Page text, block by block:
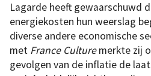
Lagarde heeft gewaarschuwd
energiekosten hun weerslag
diverse andere economische
met France Culturemerkte zij
gevolgen van de inflatie de